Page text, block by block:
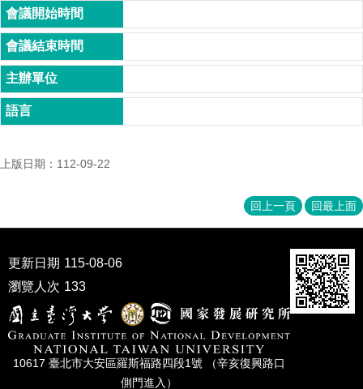
國
家
發
展
研
究
期
口
學
會
上版日期：112-09-22
回上一頁 回最上面
更新日期 115-08-06
瀏覽人次 133
10617 臺北市⼤安區羅斯福路四段1號 （辛亥復興路⼝
側⾨進入）